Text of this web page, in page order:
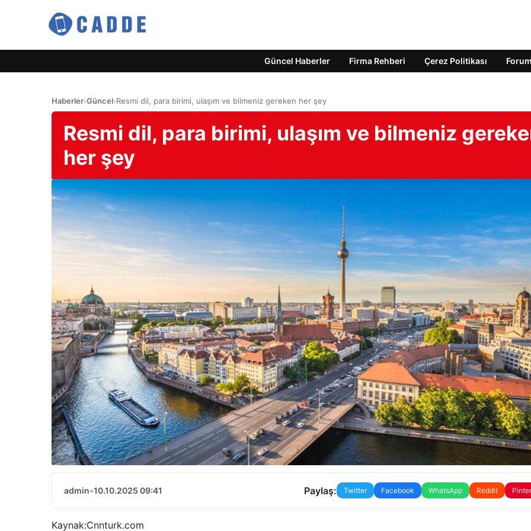
Güncel Haberler Firma Rehberi Çerez Politikası Forum
Haberler›Güncel›Resmi dil, para birimi, ulaşım ve bilmeniz gereken her şey
Resmi dil, para birimi, ulaşım ve bilmeniz
her şey
admin•10.10.2025 09:41 Paylaş: Twitter Facebook WhatsApp Reddit
Kaynak:Cnnturk.com